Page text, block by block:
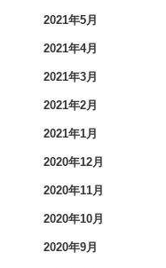
2021年5月
2021年4月
2021年3月
2021年2月
2021年1月
2020年12月
2020年11月
2020年10月
2020年9月